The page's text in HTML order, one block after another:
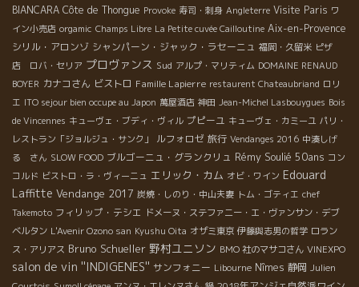
BIANCARA Côte de Thongue Provoke 寿司・刺身 Angleterre Visite Paris ワ
イン小売店 orgamic Champs Libre La Petite cuvée Cailloutine Aix-en-Provence
シリル・アロンゾ シャンパーン・ジャック・ラセーニュ 福岡・久留米 ピザ
店 ロバ・セリア プロヴァンス Sud アルプ・マリティム DOMAINE RENAUD
BOYER カナコさん ビストロ Famille Lapierre restaurent Chateaubriand ロリ
エ ITO sejour bien occupe au Japon 萬屋酒店 神田 Jean-Michel Lasbouygues Bois
de Vincennes キューヴェ・ブディ・ヴィル プピーユ キューヴェ・カミーユ パリ・
レストラン「ジョルジュ・サンク」
ルフォロゼ 旅行 Vendanges 2016 中湊しげ
る さん SLOW FOOD ブルゴーニュ・グランクリュ Rémy Soulié 50ans コン
コルド ビストロ・ラ・ヴィーニュ エリック・カム オビ・ワイン Edouard
Laffitte Vendange 2017 炭焼・しのり・中山夫妻 トム・ゴティエ chef
Takemoto フィリップ・テシエ ドメーヌ・ステファニー・エ・ヴァンサン・デブ
ベルタン L'Avenir Ozono san Kyushu Oita オザミ東京 伊藤與志男の哲学 ロラン
ス・アリアス Bruno Schueller 野村ユニソン BMO 社のマサコさん VINEXPO
salon de vin ''INDIGENES'' サンフォニー Libourne Nîmes 静岡 Julien